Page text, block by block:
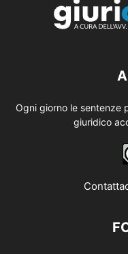
Ogni giorno le sentenze
giuridico